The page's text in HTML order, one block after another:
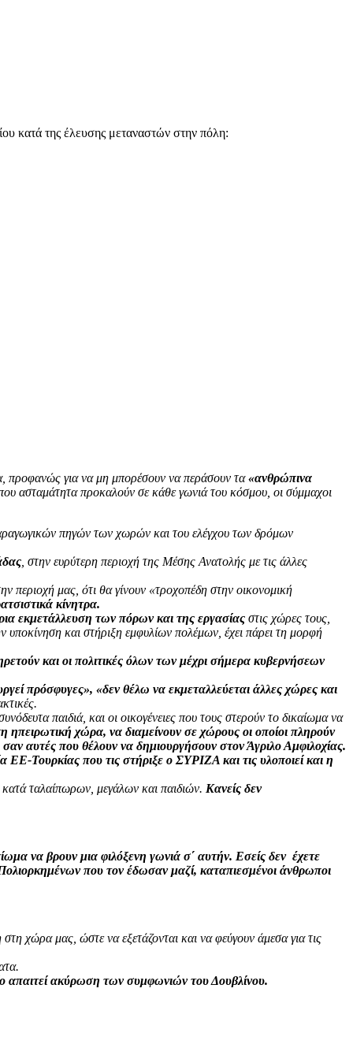
της έλευσης μεταναστών στην πόλη:
προφανώς για να μη μπορέσουν να περάσουν τα«ανθρώπινα
ασταμάτητα προκαλούν σε κάθε γωνιά του κόσμου, οι σύμμαχοι
πηγών των χωρών και του ελέγχου των δρόμων
, στην ευρύτερη περιοχή της Μέσης Ανατολής με τις άλλες
περιοχή μας, ότι θα γίνουν «τροχοπέδη στην οικονομική
κίνητρα.
εκμετάλλευση των πόρων και της εργασίας στις χώρες τους,
υποκίνηση και στήριξη εμφυλίων πολέμων, έχει πάρει τη μορφή
και οι πολιτικές όλων των μέχρι σήμερα κυβερνήσεων
πρόσφυγες», «δεν θέλω να εκμεταλλεύεται άλλες χώρες και
παιδιά, και οι οικογένειες που τους στερούν το δικαίωμα να
ηπειρωτική χώρα, να διαμείνουν σε χώρους οι οποίοι πληρούν
αυτές που θέλουν να δημιουργήσουν στον Άγριλο Αμφιλοχίας.
Τουρκίας που τις στήριξε ο ΣΥΡΙΖΑ και τις υλοποιεί και η
κατά ταλαίπωρων, μεγάλων και παιδιών. Κανείς δεν
να βρουν μια φιλόξενη γωνιά σ΄ αυτήν. Εσείς δεν έχετε
που τον έδωσαν μαζί, καταπιεσμένοι άνθρωποι
στη χώρα μας, ώστε να εξετάζονται και να φεύγουν άμεσα για τις
απαιτεί ακύρωση των συμφωνιών του Δουβλίνου.